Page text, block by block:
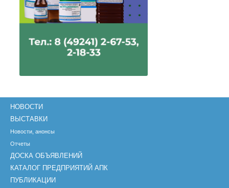
НОВОСТИ
ВЫСТАВКИ
Новости, анонсы
Отчеты
ДОСКА ОБЪЯВЛЕНИЙ
КАТАЛОГ ПРЕДПРИЯТИЙ АПК
ПУБЛИКАЦИИ